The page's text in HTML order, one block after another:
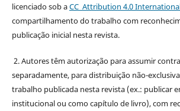
licenciado sob aCC Attribution 4.0
compartilhamento do trabalho com
publicação inicial nesta revista.
2. Autores têm autorização para assumir
separadamente, para distribuição não-
trabalho publicada nesta revista (ex.: publicar
institucional ou como capítulo de livro), com